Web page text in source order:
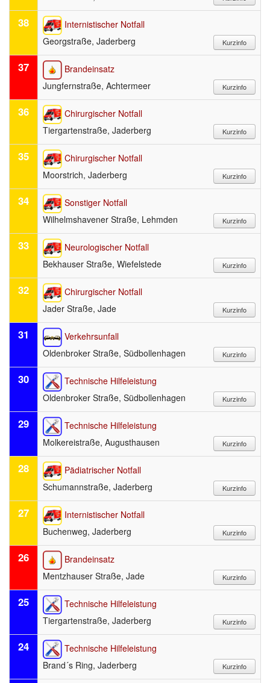
38
Internistischer Notfall
Georgstraße, Jaderberg
37
Brandeinsatz
Jungfernstraße, Achtermeer
36
Chirurgischer Notfall
Tiergartenstraße, Jaderberg
35
Chirurgischer Notfall
Moorstrich, Jaderberg
34
Sonstiger Notfall
Wilhelmshavener Straße, Lehmden
33
Neurologischer Notfall
Bekhauser Straße, Wiefelstede
32
Chirurgischer Notfall
Jader Straße, Jade
31
Verkehrsunfall
Oldenbroker Straße, Südbollenhagen
30
Technische Hilfeleistung
Oldenbroker Straße, Südbollenhagen
29
Technische Hilfeleistung
Molkereistraße, Augusthausen
28
Pädiatrischer Notfall
Schumannstraße, Jaderberg
27
Internistischer Notfall
Buchenweg, Jaderberg
26
Brandeinsatz
Mentzhauser Straße, Jade
25
Technische Hilfeleistung
Tiergartenstraße, Jaderberg
24
Technische Hilfeleistung
Brand´s Ring, Jaderberg